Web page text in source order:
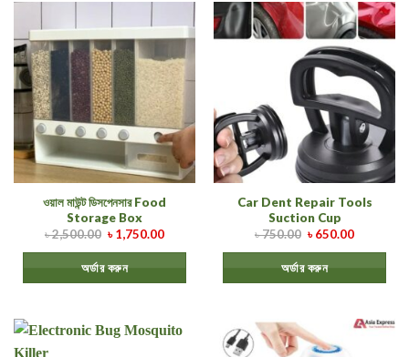
ওয়াল মাউন্ট ডিসপেনসার Food
Storage Box
৳2,500.00 ৳1,750.00
অর্ডার করুন
Car Dent Repair Tools
Suction Cup
৳750.00 ৳650.00
অর্ডার করুন